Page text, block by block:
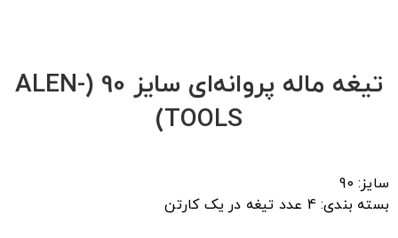
تیغه ماله پروانه‌ای سایز 90 (ALEN-
TOOLS)
سایز: 90
بسته بندی: 4 عدد تیغه در یک کارتن